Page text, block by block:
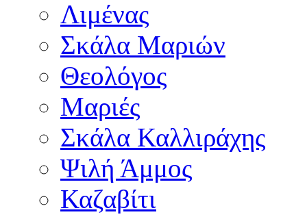
Λιμένας
Σκάλα Μαριών
Θεολόγος
Μαριές
Σκάλα Καλλιράχης
Ψιλή Άμμος
Καζαβίτι